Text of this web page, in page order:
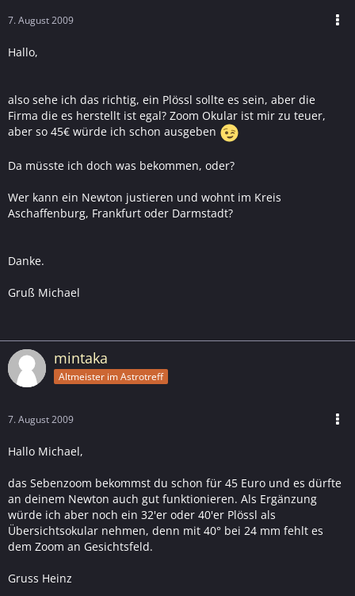
7. August 2009
Hallo,
also sehe ich das richtig, ein Plössl sollte es sein, aber die
Firma die es herstellt ist egal? Zoom Okular ist mir zu teuer,
aber so 45€ würde ich schon ausgeben
Da müsste ich doch was bekommen, oder?
Wer kann ein Newton justieren und wohnt im Kreis
Aschaffenburg, Frankfurt oder Darmstadt?
Danke.
Gruß Michael
mintaka
Altmeister im Astrotreff
7. August 2009
Hallo Michael,
das Sebenzoom bekommst du schon für 45 Euro und es dürfte
an deinem Newton auch gut funktionieren. Als Ergänzung
würde ich aber noch ein 32'er oder 40'er Plössl als
Übersichtsokular nehmen, denn mit 40° bei 24 mm fehlt es
dem Zoom an Gesichtsfeld.
Gruss Heinz